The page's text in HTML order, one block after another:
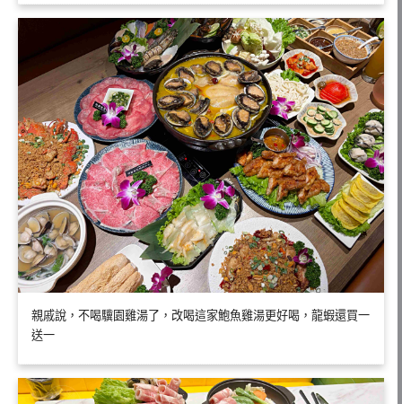
親戚說，不喝驥園雞湯了，改喝這家鮑魚雞湯更好喝，龍蝦還買一
送一